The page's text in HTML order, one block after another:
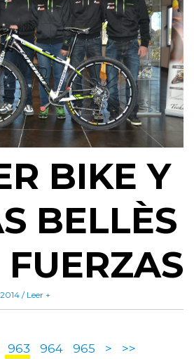
BIKE Y
BELLÈS
/ Leer +
963 964 965 > >>